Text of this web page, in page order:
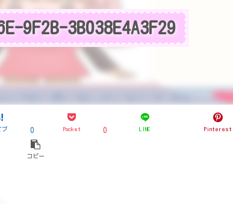
9F2B-3B038E4A3F29
ブ 0 Pocket 0 LINE Pinterest
コピー